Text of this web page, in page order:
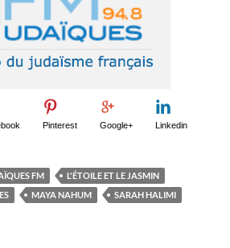
Pinterest Google+ Linkedin
FM
L'ÉTOILE ET LE JASMIN
MAYA NAHUM
SARAH HALIMI